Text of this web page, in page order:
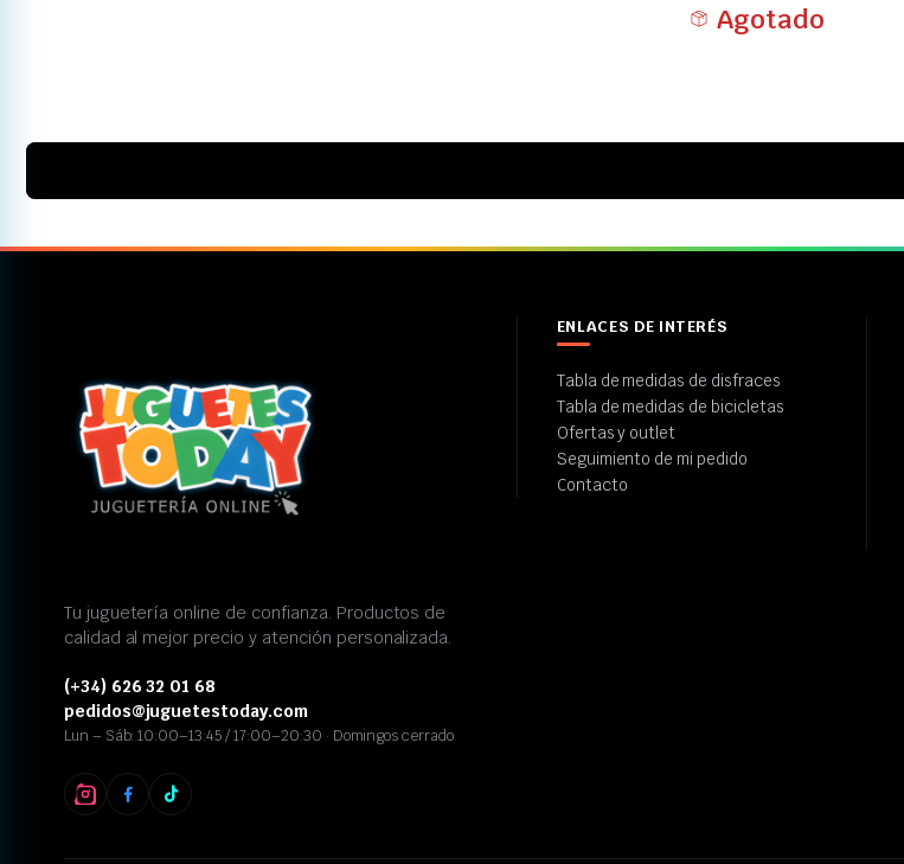
Agotado
Tu juguetería online de confianza. Productos de
calidad al mejor precio y atención personalizada.
(+34) 626 32 01 68
pedidos@juguetestoday.com
Lun – Sáb: 10:00–13:45 / 17:00–20:30 · Domingos cerrado
ENLACES DE INTERÉS
Tabla de medidas de disfraces
Tabla de medidas de bicicletas
Ofertas y outlet
Seguimiento de mi pedido
Contacto